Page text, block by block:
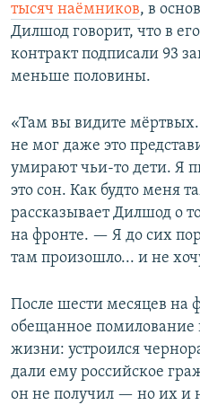
тысяч наёмников, в
Дилшод говорит, что в
контракт подписали 93
меньше половины.
«Там вы видите мёртвых.
не мог даже это
умирают чьи-то дети. Я
это сон. Как будто меня
рассказывает Дилшод о
на фронте. — Я до сих
там произошло... и не
После шести месяцев на
обещанное помилование
жизни: устроился
дали ему российское
он не получил — но их и